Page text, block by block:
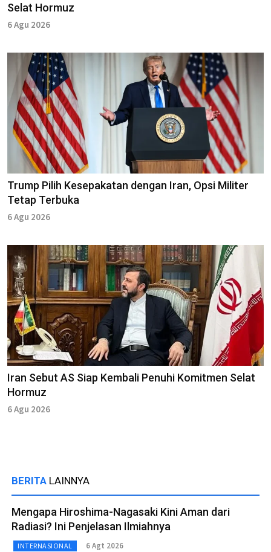
Selat Hormuz
6 Agu 2026
Trump Pilih Kesepakatan dengan Iran, Opsi Militer
Tetap Terbuka
6 Agu 2026
Iran Sebut AS Siap Kembali Penuhi Komitmen Selat
Hormuz
6 Agu 2026
BERITA LAINNYA
Mengapa Hiroshima-Nagasaki Kini Aman dari
Radiasi? Ini Penjelasan Ilmiahnya
INTERNASIONAL 6 Agt 2026